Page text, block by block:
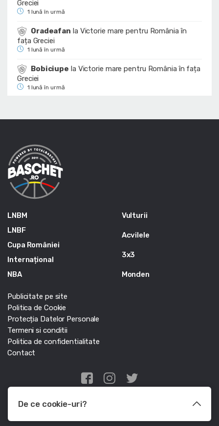
Greciei
1 lună în urmă
Oradeafan la Victorie mare pentru România în
fața Greciei
1 lună în urmă
Bobiciupe la Victorie mare pentru România în fața
Greciei
1 lună în urmă
LNBM
LNBF
Cupa României
Internațional
NBA
Vulturii
Acvilele
3x3
Monden
Publicitate pe site
Politica de Cookie
Protecția Datelor Personale
Termeni si conditii
Politica de confidentialitate
Contact
Edris Digital Agency
De ce cookie-uri?